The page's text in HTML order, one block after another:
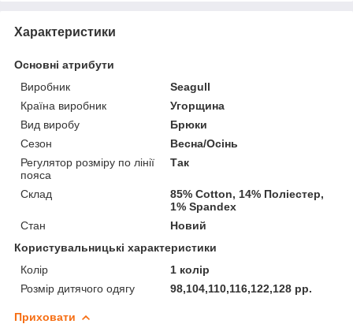
Характеристики
Основні атрибути
Виробник
Seagull
Країна виробник
Угорщина
Вид виробу
Брюки
Сезон
Весна/Осінь
Регулятор розміру по лінії
пояса
Так
Склад
85% Cotton, 14% Поліестер,
1% Spandex
Стан
Новий
Користувальницькі характеристики
Колір
1 колір
Розмір дитячого одягу
98,104,110,116,122,128 рр.
Приховати